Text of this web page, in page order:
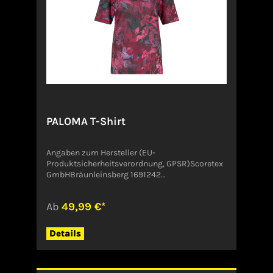
PALOMA T-Shirt
Angaben zum Hersteller (EU-
Produktsicherheitsverordnung, GPSR)Scoretex
GmbHBräunleinsberg 1691242
Ab 49,99 €*
Details